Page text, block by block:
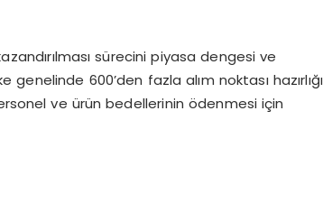
sürecini piyasa dengesi ve
600’den fazla alım noktası hazırlığı
ve ürün bedellerinin ödenmesi için